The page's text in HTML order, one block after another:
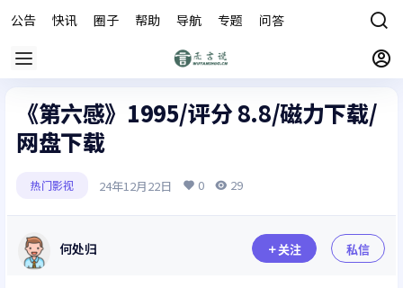
公告 快讯 圈子 帮助 导航 专题 问答
《第六感》1995/评分 8.8/磁力下载/
网盘下载
热门影视 24年12月22日 0 29
何处归 关注 私信